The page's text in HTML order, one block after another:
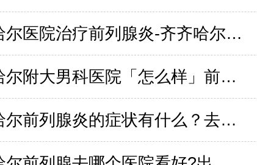
齐齐哈尔医院治疗前列腺炎-齐齐哈尔治男科好的医院
齐齐哈尔附大男科医院「怎么样」前列腺炎哪个医院看的好？
齐齐哈尔前列腺炎的症状有什么？去哪家医院好？